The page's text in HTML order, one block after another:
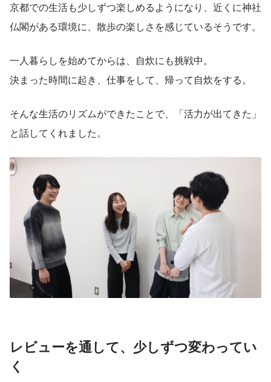
京都での生活も少しずつ楽しめるようになり、近くに神社
仏閣がある環境に、散歩の楽しさを感じているそうです。
一人暮らしを始めてからは、自炊にも挑戦中。
決まった時間に起き、仕事をして、帰って自炊をする。
そんな生活のリズムができたことで、「活力が出てきた」
と話してくれました。
レビューを通して、少しずつ変わってい
く